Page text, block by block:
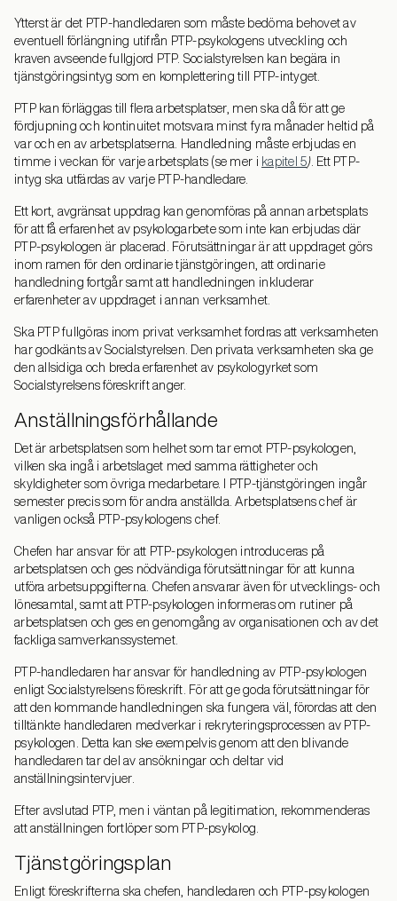
Ytterst är det PTP-handledaren som måste bedöma behovet av
eventuell förlängning utifrån PTP-psykologens utveckling och
kraven avseende fullgjord PTP. Socialstyrelsen kan begära in
tjänstgöringsintyg som en komplettering till PTP-intyget.
PTP kan förläggas till flera arbetsplatser, men ska då för att ge
fördjupning och kontinuitet motsvara minst fyra månader heltid på
var och en av arbetsplatserna. Handledning måste erbjudas en
timme i veckan för varje arbetsplats (se mer i kapitel 5). Ett PTP-
intyg ska utfärdas av varje PTP-handledare.
Ett kort, avgränsat uppdrag kan genomföras på annan arbetsplats
för att få erfarenhet av psykologarbete som inte kan erbjudas där
PTP-psykologen är placerad. Förutsättningar är att uppdraget görs
inom ramen för den ordinarie tjänstgöringen, att ordinarie
handledning fortgår samt att handledningen inkluderar
erfarenheter av uppdraget i annan verksamhet.
Ska PTP fullgöras inom privat verksamhet fordras att verksamheten
har godkänts av Socialstyrelsen. Den privata verksamheten ska ge
den allsidiga och breda erfarenhet av psykologyrket som
Socialstyrelsens föreskrift anger.
Anställningsförhållande
Det är arbetsplatsen som helhet som tar emot PTP-psykologen,
vilken ska ingå i arbetslaget med samma rättigheter och
skyldigheter som övriga medarbetare. I PTP-tjänstgöringen ingår
semester precis som för andra anställda. Arbetsplatsens chef är
vanligen också PTP-psykologens chef.
Chefen har ansvar för att PTP-psykologen introduceras på
arbetsplatsen och ges nödvändiga förutsättningar för att kunna
utföra arbetsuppgifterna. Chefen ansvarar även för utvecklings- och
lönesamtal, samt att PTP-psykologen informeras om rutiner på
arbetsplatsen och ges en genomgång av organisationen och av det
fackliga samverkanssystemet.
PTP-handledaren har ansvar för handledning av PTP-psykologen
enligt Socialstyrelsens föreskrift. För att ge goda förutsättningar för
att den kommande handledningen ska fungera väl, förordas att den
tilltänkte handledaren medverkar i rekryteringsprocessen av PTP-
psykologen. Detta kan ske exempelvis genom att den blivande
handledaren tar del av ansökningar och deltar vid
anställningsintervjuer.
Efter avslutad PTP, men i väntan på legitimation, rekommenderas
att anställningen fortlöper som PTP-psykolog.
Tjänstgöringsplan
Enligt föreskrifterna ska chefen, handledaren och PTP-psykologen